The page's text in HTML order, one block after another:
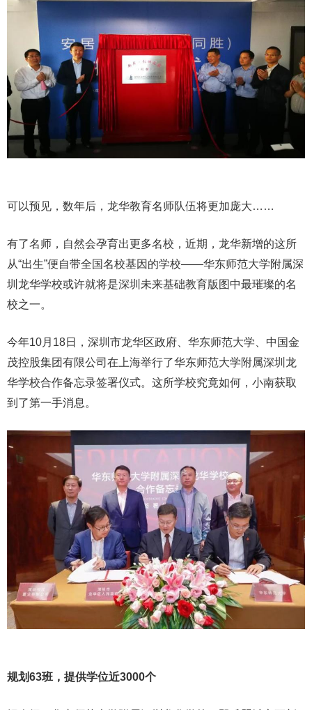
可以预见，数年后，龙华教育名师队伍将更加庞大……
有了名师，自然会孕育出更多名校，近期，龙华新增的这所
从“出生”便自带全国名校基因的学校——华东师范大学附属深
圳龙华学校或许就将是深圳未来基础教育版图中最璀璨的名
校之一。
今年10月18日，深圳市龙华区政府、华东师范大学、中国金
茂控股集团有限公司在上海举行了华东师范大学附属深圳龙
华学校合作备忘录签署仪式。这所学校究竟如何，小南获取
到了第一手消息。
规划63班，提供学位近3000个